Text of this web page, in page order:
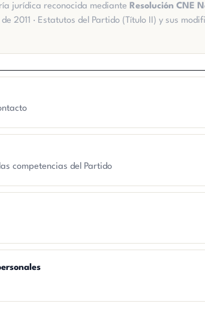
jurídica reconocida mediante Resolución CNE
de 2011 · Estatutos del Partido (Título II) y sus
competencias del Partido